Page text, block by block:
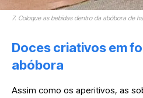
7. Coloque as bebidas dentro da abóbora de
Doces criativos em
abóbora
Assim como os aperitivos, as